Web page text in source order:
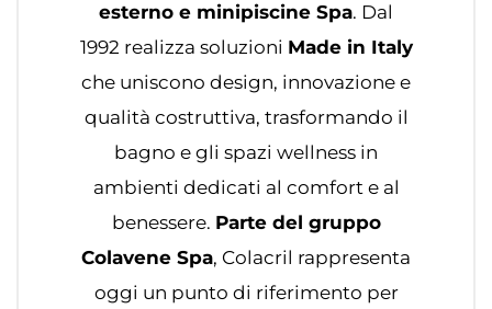
esterno e minipiscine Spa. Dal
1992 realizza soluzioni Made in Italy
che uniscono design, innovazione e
qualità costruttiva, trasformando il
bagno e gli spazi wellness in
ambienti dedicati al comfort e al
benessere. Parte del gruppo
Colavene Spa, Colacril rappresenta
oggi un punto di riferimento per